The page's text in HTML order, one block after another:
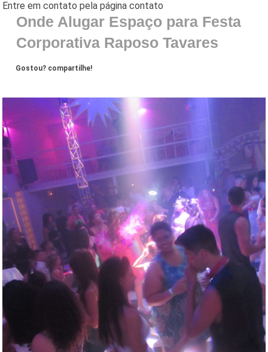
Onde Alugar Espaço para Festa
Corporativa Raposo Tavares
Gostou? compartilhe!